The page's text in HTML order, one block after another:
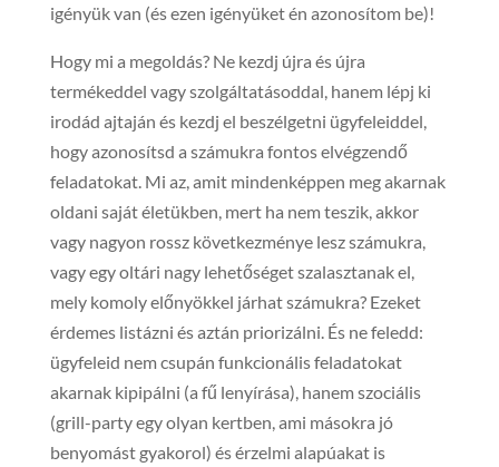
igényük van (és ezen igényüket én azonosítom be)!
Hogy mi a megoldás? Ne kezdj újra és újra
termékeddel vagy szolgáltatásoddal, hanem lépj ki
irodád ajtaján és kezdj el beszélgetni ügyfeleiddel,
hogy azonosítsd a számukra fontos elvégzendő
feladatokat. Mi az, amit mindenképpen meg akarnak
oldani saját életükben, mert ha nem teszik, akkor
vagy nagyon rossz következménye lesz számukra,
vagy egy oltári nagy lehetőséget szalasztanak el,
mely komoly előnyökkel járhat számukra? Ezeket
érdemes listázni és aztán priorizálni. És ne feledd:
ügyfeleid nem csupán funkcionális feladatokat
akarnak kipipálni (a fű lenyírása), hanem szociális
(grill-party egy olyan kertben, ami másokra jó
benyomást gyakorol) és érzelmi alapúakat is